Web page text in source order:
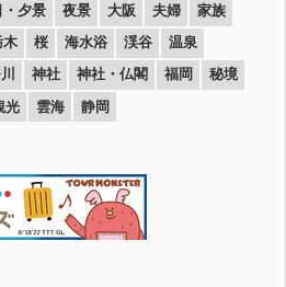
・夕景 夜景 大阪 夫婦
家族
木 桜 海水浴 渓谷
温泉
神社 神社・仏閣 福岡
秘境
光 雲海 静岡